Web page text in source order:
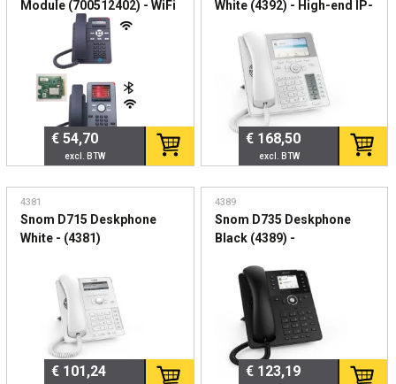
Module (700512402) - WiFi
en Bluetooth uitbreiding
voor J100 serie
€ 54,70
White (4392) - High-end IP-
kleurenscherm en
Bluetooth
€ 168,50
4381
Snom D715 Deskphone
White - (4381)
bureautelefoon met
Gigabit Ethernet
€ 101,24
4389
Snom D735 Deskphone
Black (4389) -
bureautelefoon met
kleurendisplay
€ 123,19